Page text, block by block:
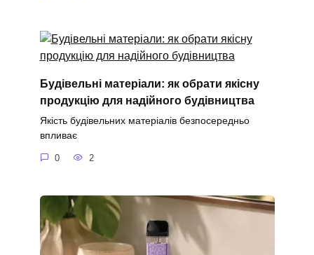
Будівельні матеріали: як обрати якісну
продукцію для надійного будівництва
Якість будівельних матеріалів безпосередньо
впливає
0 2